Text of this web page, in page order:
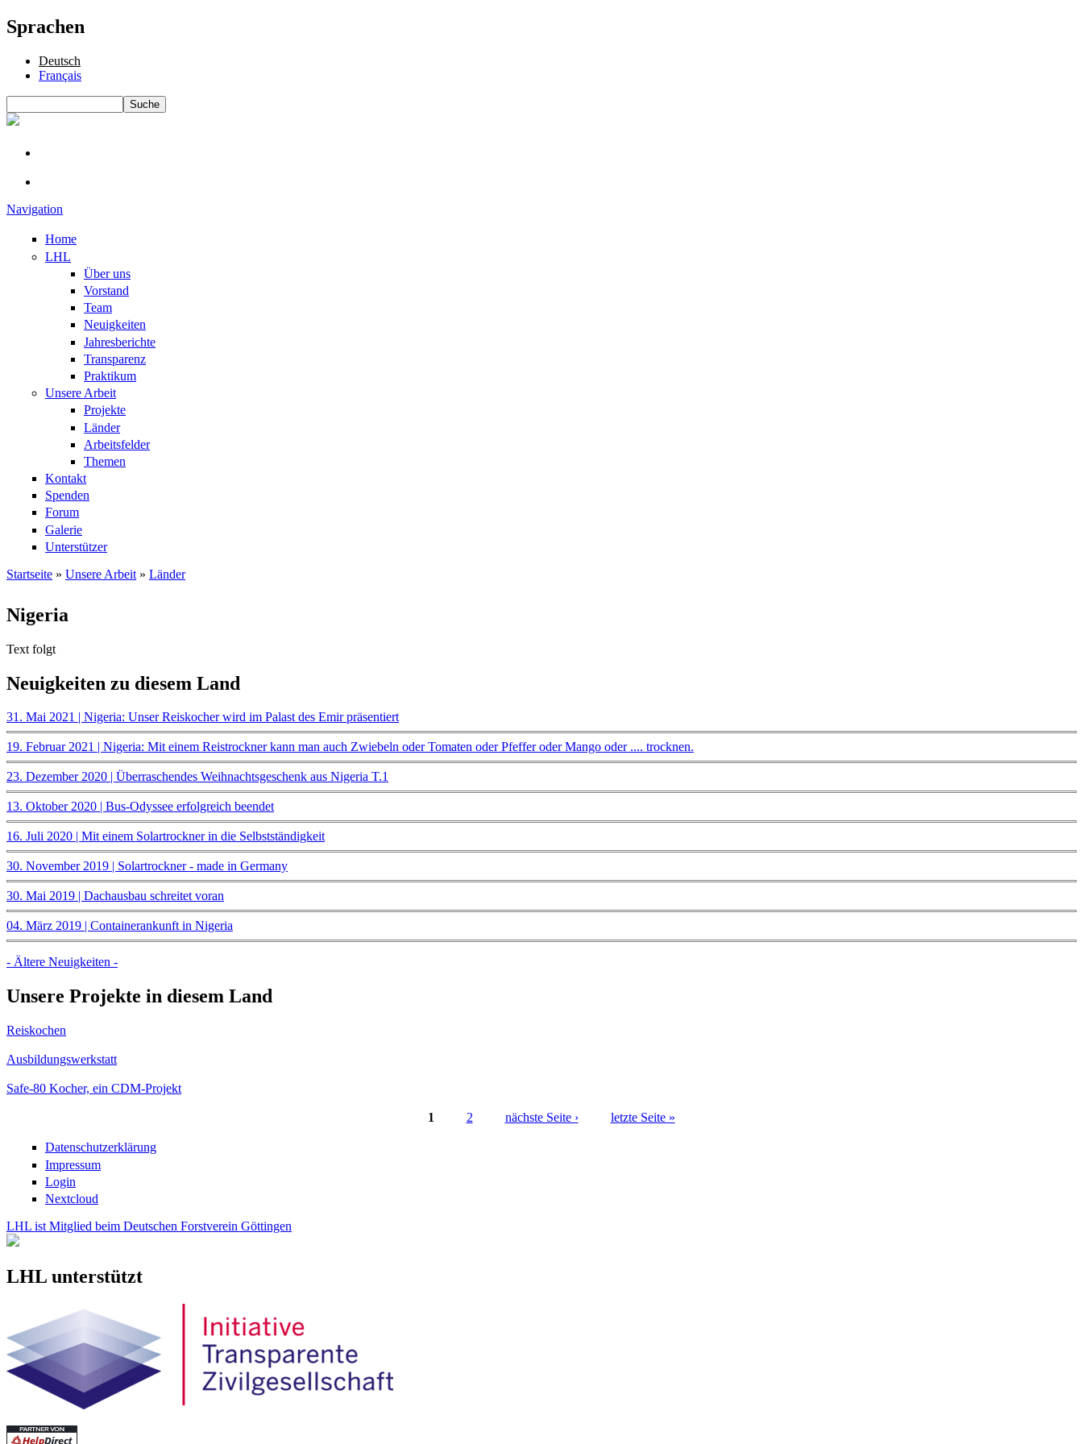
Sprachen
Deutsch
Français
Suchformular
Navigation
Home
LHL
Über uns
Vorstand
Team
Neuigkeiten
Jahresberichte
Transparenz
Praktikum
Unsere Arbeit
Projekte
Länder
Arbeitsfelder
Themen
Kontakt
Spenden
Forum
Galerie
Unterstützer
Startseite » Unsere Arbeit » Länder
Nigeria
Text folgt
Neuigkeiten zu diesem Land
31. Mai 2021 | Nigeria: Unser Reiskocher wird im Palast des Emir präsentiert
19. Februar 2021 | Nigeria: Mit einem Reistrockner kann man auch Zwiebeln oder Tomaten oder Pfeffer oder Mango oder .... trocknen.
23. Dezember 2020 | Überraschendes Weihnachtsgeschenk aus Nigeria T.1
13. Oktober 2020 | Bus-Odyssee erfolgreich beendet
16. Juli 2020 | Mit einem Solartrockner in die Selbstständigkeit
30. November 2019 | Solartrockner - made in Germany
30. Mai 2019 | Dachausbau schreitet voran
04. März 2019 | Containerankunft in Nigeria
- Ältere Neuigkeiten -
Unsere Projekte in diesem Land
Reiskochen
Ausbildungswerkstatt
Safe-80 Kocher, ein CDM-Projekt
1 2 nächste Seite › letzte Seite »
Datenschutzerklärung
Impressum
Login
Nextcloud
LHL ist Mitglied beim Deutschen Forstverein Göttingen
LHL unterstützt